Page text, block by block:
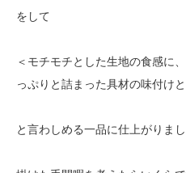
をして
＜モチモチとした生地の食感に
っぷりと詰まった具材の味付け
と言わしめる一品に仕上がりまし